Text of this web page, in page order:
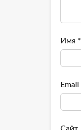
Имя *
Email